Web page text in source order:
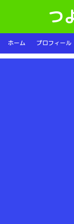
つ
ホーム プロフィール